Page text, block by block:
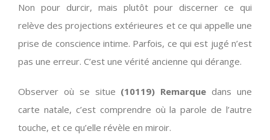
Non pour durcir, mais plutôt pour discerner ce qui
relève des projections extérieures et ce qui appelle une
prise de conscience intime. Parfois, ce qui est jugé n’est
pas une erreur. C’est une vérité ancienne qui dérange.
Observer où se situe (10119) Remarque dans une
carte natale, c’est comprendre où la parole de l’autre
touche, et ce qu’elle révèle en miroir.